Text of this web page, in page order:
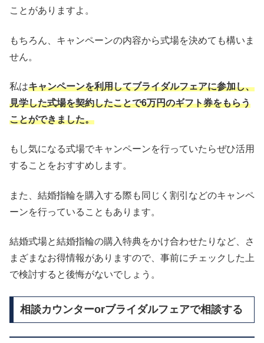
ことがありますよ。
もちろん、キャンペーンの内容から式場を決めても構いま
せん。
私はキャンペーンを利用してブライダルフェアに参加し、
見学した式場を契約したことで6万円のギフト券をもらう
ことができました。
もし気になる式場でキャンペーンを行っていたらぜひ活用
することをおすすめします。
また、結婚指輪を購入する際も同じく割引などのキャンペ
ーンを行っていることもあります。
結婚式場と結婚指輪の購入特典をかけ合わせたりなど、さ
まざまなお得情報がありますので、事前にチェックした上
で検討すると後悔がないでしょう。
相談カウンターorブライダルフェアで相談する